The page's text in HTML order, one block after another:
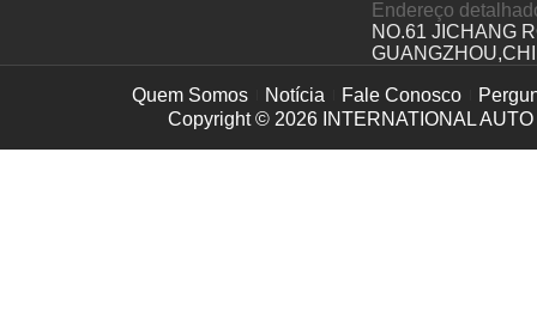
Endereço
NO.61 JICHANG
Quem Somos Notícia Fale Conosco
Copyright © 2026 INTERNATIONAL